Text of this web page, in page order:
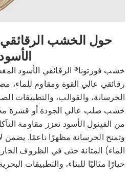
حول الخشب الرقائقي
خشب فورتونا® الرقائقي الأسود
رقائقي عالي القوة ومقاوم للماء،
الخرسانة، والقوالب، والتطبيقات
خشب صلب عالي الجودة أو قشرة
من الفينول الأسود تعزز مقاومة
الماء) المتانة حتى في الظروف
خيارًا مثاليًا للبناء، والتطبيقات